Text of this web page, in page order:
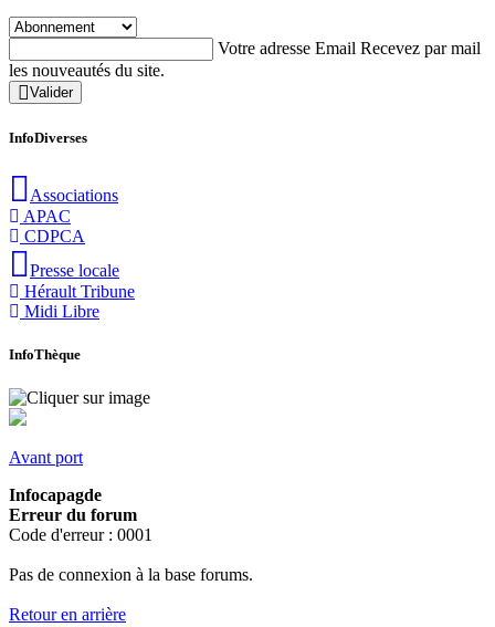
Votre adresse Email Recevez par mail
les nouveautés du site.
Valider
InfoDiverses
Associations
APAC
CDPCA
Presse locale
Hérault Tribune
Midi Libre
InfoThèque
Avant port
Infocapagde
Erreur du forum
Code d'erreur : 0001
Pas de connexion à la base forums.
Retour en arrière